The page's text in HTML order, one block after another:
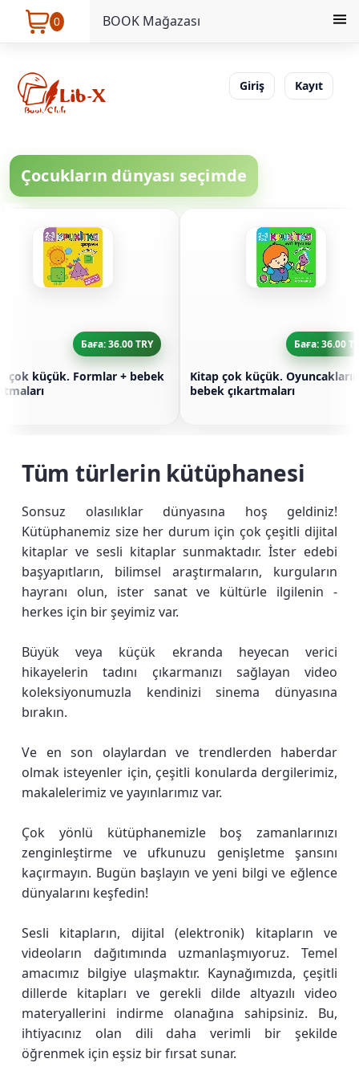
0 BOOK Mağazası
Giriş Kayıt
Çocukların dünyası seçimde
Баға: 36.00 TRY
çok küçük. Formlar + bebek
Баға: 36.00
Kitap çok küçük.
bebek çıkartmaları
Tüm türlerin kütüphanesi
Sonsuz olasılıklar dünyasına hoş geldiniz!
Kütüphanemiz size her durum için çok çeşitli dijital
kitaplar ve sesli kitaplar sunmaktadır. İster edebi
başyapıtların, bilimsel araştırmaların, kurguların
hayranı olun, ister sanat ve kültürle ilgilenin -
herkes için bir şeyimiz var.
Büyük veya küçük ekranda heyecan verici
hikayelerin tadını çıkarmanızı sağlayan video
koleksiyonumuzla kendinizi sinema dünyasına
bırakın.
Ve en son olaylardan ve trendlerden haberdar
olmak isteyenler için, çeşitli konularda dergilerimiz,
makalelerimiz ve yayınlarımız var.
Çok yönlü kütüphanemizle boş zamanlarınızı
zenginleştirme ve ufkunuzu genişletme şansını
kaçırmayın. Bugün başlayın ve yeni bilgi ve eğlence
dünyalarını keşfedin!
Sesli kitapların, dijital (elektronik) kitapların ve
videoların dağıtımında uzmanlaşmıyoruz. Temel
amacımız bilgiye ulaşmaktır. Kaynağımızda, çeşitli
dillerde kitapları ve gerekli dilde altyazılı video
materyallerini indirme olanağına sahipsiniz. Bu,
ihtiyacınız olan dili daha verimli bir şekilde
öğrenmek için eşsiz bir fırsat sunar.